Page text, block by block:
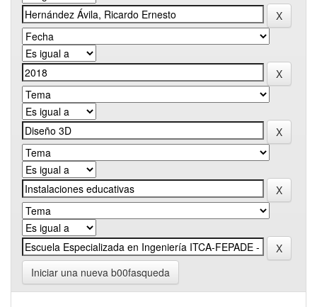
Iniciar una nueva b00fasqueda